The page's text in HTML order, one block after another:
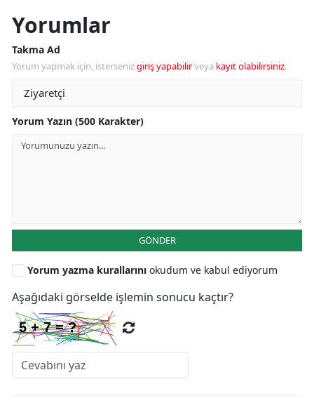
Yorumlar
Takma Ad
Yorum yapmak için, istersenizgiriş yapabilirveya kayıt olabilirsiniz.
Yorum Yazın (500 Karakter)
GÖNDER
Yorum yazma kurallarını okudum ve kabul ediyorum
Aşağıdaki görselde işlemin sonucu kaçtır?